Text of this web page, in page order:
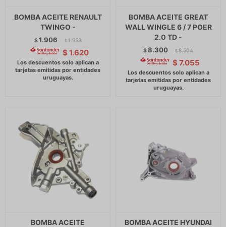
BOMBA ACEITE RENAULT
TWINGO -
$1.906 $ 1.953
$ 1.620
BOMBA ACEITE GREAT
WALL WINGLE 6 / 7 POER
2.0 TD -
$8.300 $ 8.504
$ 7.055
BOMBA ACEITE
BOMBA ACEITE HYUNDAI